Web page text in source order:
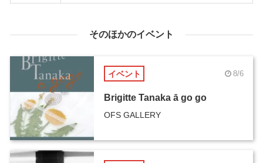
そのほかのイベント
イベント 8/6
Brigitte Tanaka ā go go
OFS GALLERY